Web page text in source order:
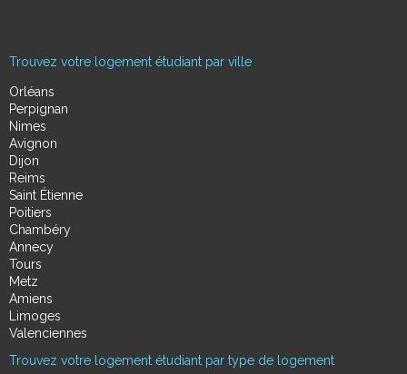
Trouvez votre logement étudiant par ville
Orléans
Perpignan
Nimes
Avignon
Dijon
Reims
Saint Étienne
Poitiers
Chambéry
Annecy
Tours
Metz
Amiens
Limoges
Valenciennes
Trouvez votre logement étudiant par type de logement